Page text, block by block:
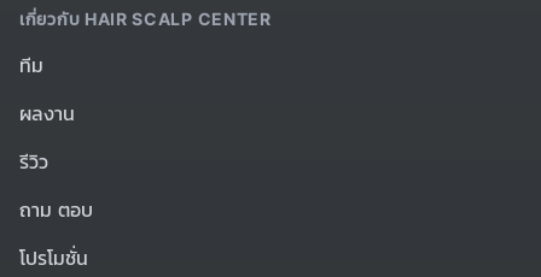
เกี่ยวกับ HAIR SCALP CENTER
ทีม
ผลงาน
รีวิว
ถาม ตอบ
โปรโมชั่น